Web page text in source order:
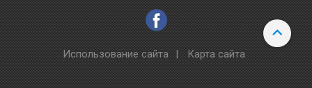
Использование сайта | Карта сайта